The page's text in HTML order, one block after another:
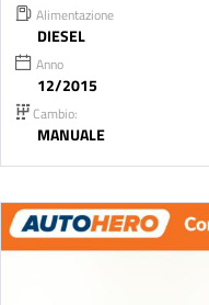
Alimentazione
DIESEL
Anno
12/2015
Cambio:
MANUALE